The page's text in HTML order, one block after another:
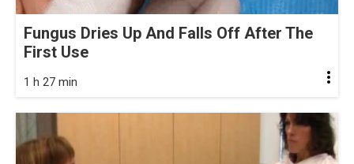
Fungus Dries Up And Falls Off After The
First Use
1 h 27 min